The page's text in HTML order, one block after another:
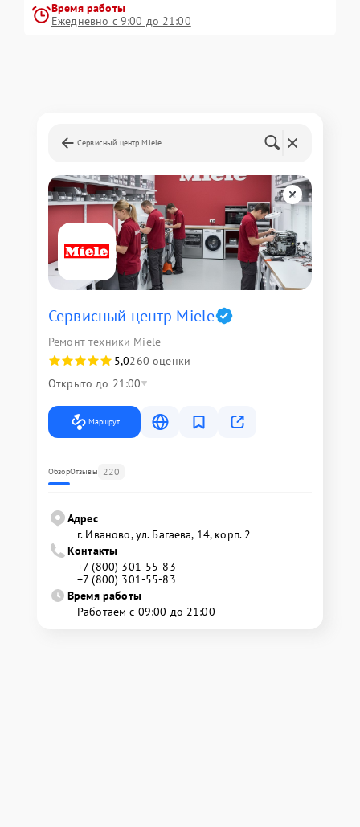
Время работы
Ежедневно с 9:00 до 21:00
Сервисный центр Miele
Сервисный центр Miele
Ремонт техники Miele
5,0260 оценки
Открыто до 21:00
Маршрут
ОбзорОтзывы 220
Адрес
г. Иваново, ул. Багаева, 14, корп. 2
Контакты
+7 (800) 301-55-83
+7 (800) 301-55-83
Время работы
Работаем с 09:00 до 21:00